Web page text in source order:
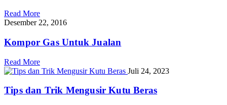
Read More
Desember 22, 2016
Kompor Gas Untuk Jualan
Read More
Juli 24, 2023
Tips dan Trik Mengusir Kutu Beras